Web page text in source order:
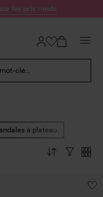
les prix ronds
clé...
à plateau